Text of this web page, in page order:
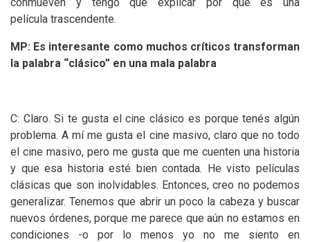
película trascendente.
MP: Es interesante como muchos críticos transforman
la palabra “clásico” en una mala palabra
C: Claro. Si te gusta el cine clásico es porque tenés algún
problema. A mí me gusta el cine masivo, claro que no todo
el cine masivo, pero me gusta que me cuenten una historia
y que esa historia esté bien contada. He visto películas
clásicas que son inolvidables. Entonces, creo no podemos
generalizar. Tenemos que abrir un poco la cabeza y buscar
nuevos órdenes, porque me parece que aún no estamos en
condiciones -o por lo menos yo no me siento en